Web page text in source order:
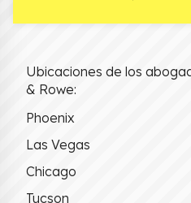
Ubicaciones de los
& Rowe:
Phoenix
Las Vegas
Chicago
Tucson